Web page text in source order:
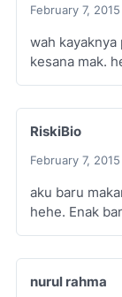
February 7,
wah
kesana mak.
RiskiBio
February 7,
aku baru
hehe. Enak
nurul rahma